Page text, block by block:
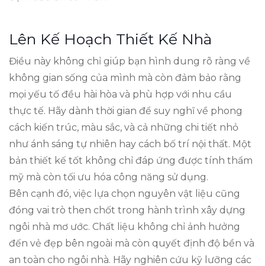
Lên Kế Hoạch Thiết Kế Nhà
Điều này không chỉ giúp bạn hình dung rõ ràng về
không gian sống của mình mà còn đảm bảo rằng
mọi yếu tố đều hài hòa và phù hợp với nhu cầu
thực tế. Hãy dành thời gian để suy nghĩ về phong
cách kiến trúc, màu sắc, và cả những chi tiết nhỏ
như ánh sáng tự nhiên hay cách bố trí nội thất. Một
bản thiết kế tốt không chỉ đáp ứng được tính thẩm
mỹ mà còn tối ưu hóa công năng sử dụng.
Bên cạnh đó, việc lựa chọn nguyên vật liệu cũng
đóng vai trò then chốt trong hành trình xây dựng
ngôi nhà mơ ước. Chất liệu không chỉ ảnh hưởng
đến vẻ đẹp bên ngoài mà còn quyết định độ bền và
an toàn cho ngôi nhà. Hãy nghiên cứu kỹ lưỡng các